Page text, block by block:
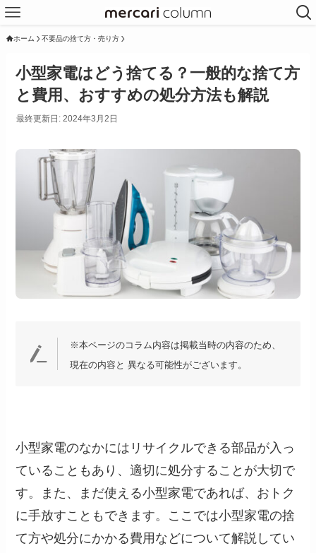
ホーム 不要品の捨て方・売り方
小型家電はどう捨てる？一般的な捨て方
と費用、おすすめの処分方法も解説
最終更新日: 2024年3月2日
※本ページのコラム内容は掲載当時の内容のため、
現在の内容と 異なる可能性がございます。
小型家電のなかにはリサイクルできる部品が入っ
ていることもあり、適切に処分することが大切で
す。また、まだ使える小型家電であれば、おトク
に手放すこともできます。ここでは小型家電の捨
て方や処分にかかる費用などについて解説してい